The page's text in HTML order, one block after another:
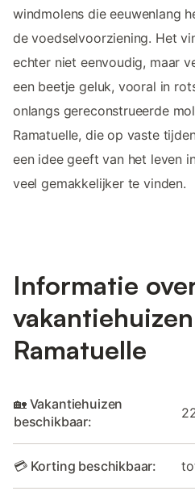
windmolens die eeuwenlang
de voedselvoorziening. Het
echter niet eenvoudig, maar
een beetje geluk, vooral in
onlangs gereconstrueerde
Ramatuelle, die op vaste
een idee geeft van het leven
veel gemakkelijker te vinden.
Informatie
Ramatuelle
🏡 Vakantiehuizen
beschikbaar:
💳 Korting beschikbaar: